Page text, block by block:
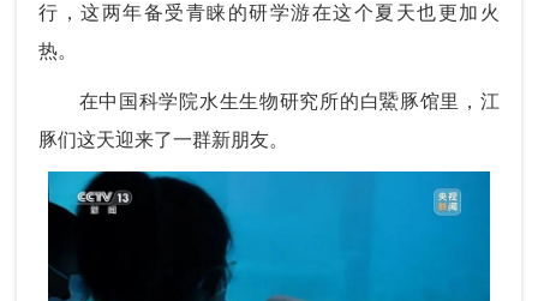
行，这两年备受青睐的研学游在这个夏天也更加火
热。
在中国科学院水生生物研究所的白鱀豚馆里，江
豚们这天迎来了一群新朋友。